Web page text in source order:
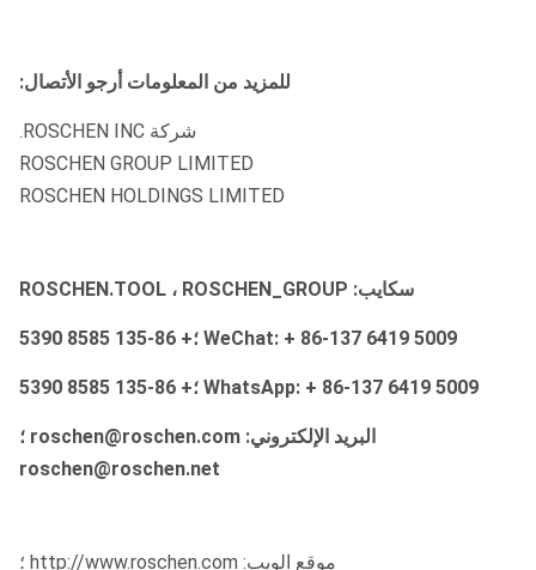
للمزيد من المعلومات أرجو الأتصال:
شركة ROSCHEN INC.
ROSCHEN GROUP LIMITED
ROSCHEN HOLDINGS LIMITED
سكايب: ROSCHEN.TOOL ، ROSCHEN_GROUP
WeChat: + 86-137 6419 5009 ؛+ 86-135 8585 5390
WhatsApp: + 86-137 6419 5009 ؛+ 86-135 8585 5390
البريد الإلكتروني: roschen@roschen.com ؛
roschen@roschen.net
موقع الويب: http://www.roschen.com ؛